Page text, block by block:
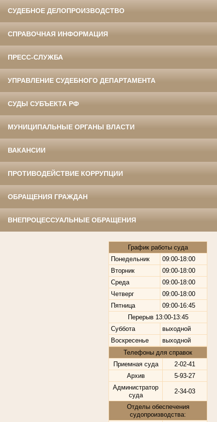
СУДЕБНОЕ ДЕЛОПРОИЗВОДСТВО
СПРАВОЧНАЯ ИНФОРМАЦИЯ
ПРЕСС-СЛУЖБА
УПРАВЛЕНИЕ СУДЕБНОГО ДЕПАРТАМЕНТА
СУДЫ СУБЪЕКТА РФ
МУНИЦИПАЛЬНЫЕ ОРГАНЫ ВЛАСТИ
ВАКАНСИИ
ПРОТИВОДЕЙСТВИЕ КОРРУПЦИИ
ОБРАЩЕНИЯ ГРАЖДАН
ВНЕПРОЦЕССУАЛЬНЫЕ ОБРАЩЕНИЯ
График работы суда
Понедельник
09:00-18:00
Вторник
09:00-18:00
Среда
09:00-18:00
Четверг
09:00-18:00
Пятница
09:00-16:45
Перерыв 13:00-13:45
Суббота
выходной
Воскресенье
выходной
Телефоны для справок
Приемная суда
2-02-41
Архив
5-93-27
Администратор
суда
2-34-03
Отделы обеспечения
судопроизводства: